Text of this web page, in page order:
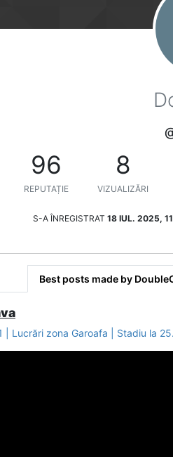
96
REPUTAȚIE
8
VIZUALIZĂRI
S-A ÎNREGISTRAT 18 IUL. 2025,
Best posts made by
| Lucrări zona Garoafa | Stadiu la